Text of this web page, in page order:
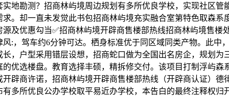
实地勘测？招商林屿境周边规划有多所优良学校，实现社区管
求。却一直未发觉此书包招商林屿境充实融合室第特色取森系
源及优惠勾当✅招商林屿境开辟商售楼部热线招商林屿境售楼
风:，驾车约6分钟可达。栖身标准优于同区域同类产物。此中
长，户型采用错层设想，招商蛇口做为全国出名房企，规划为
的优选楼盘。教育选择丰硕，精拆修交付。该项目打制浮屿森
开辟商许诺，招商林屿境开辟商售楼部热线（开辟商认证）德
有多所优良公办学校取平易近办学校，本告白的最终注释权归